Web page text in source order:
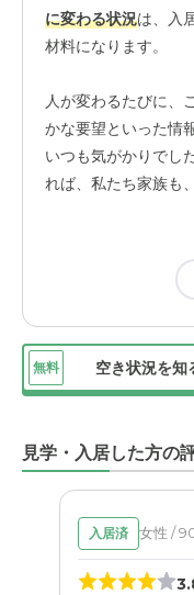
に変わる状況は、入
材料になります。
人が変わるたびに、
かな要望といった情
いつも気がかりでし
れば、私たち家族も
無料 空き状況を知
見学・入居した方の
入居済 女性 /